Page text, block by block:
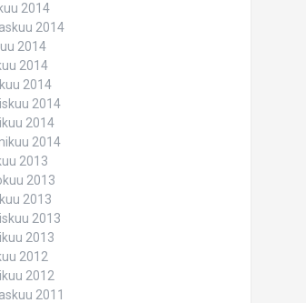
2014
2014
2014
2014
2014
2014
2014
2014
2013
2013
2013
2013
2013
2012
2012
2011